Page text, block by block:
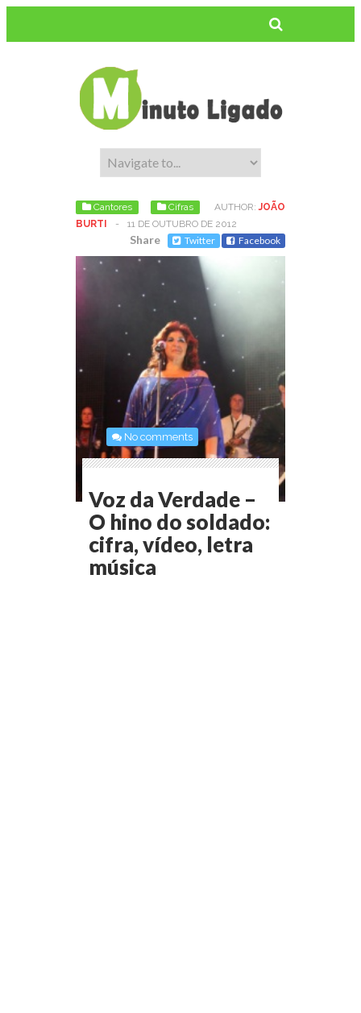
Cantores Cifras AUTHOR: JOÃO
BURTI
- 11 DE OUTUBRO DE 2012
Share Twitter Facebook
No comments
Voz da Verdade –
O hino do soldado:
cifra, vídeo, letra
música